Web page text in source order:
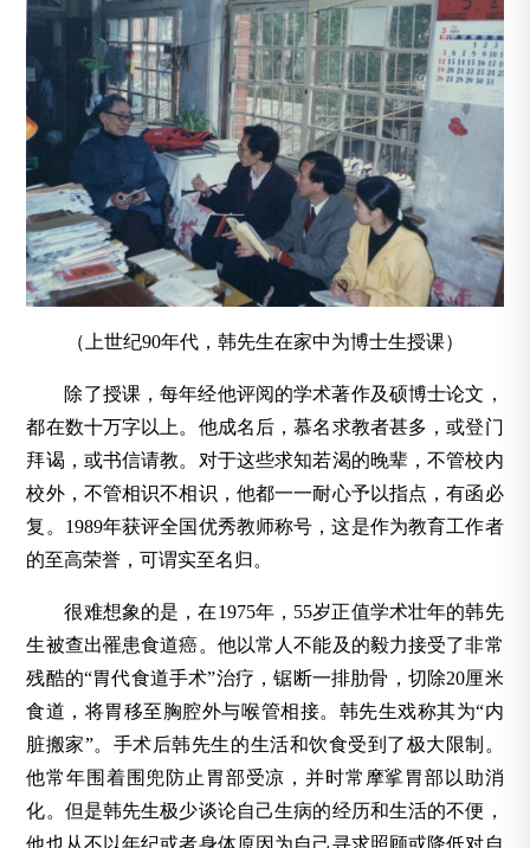
（上世纪90年代，韩先生在家中为博士生授课）
除了授课，每年经他评阅的学术著作及硕博士论文，
都在数十万字以上。他成名后，慕名求教者甚多，或登门
拜谒，或书信请教。对于这些求知若渴的晚辈，不管校内
校外，不管相识不相识，他都一一耐心予以指点，有函必
复。1989年获评全国优秀教师称号，这是作为教育工作者
的至高荣誉，可谓实至名归。
很难想象的是，在1975年，55岁正值学术壮年的韩先
生被查出罹患食道癌。他以常人不能及的毅力接受了非常
残酷的“胃代食道手术”治疗，锯断一排肋骨，切除20厘米
食道，将胃移至胸腔外与喉管相接。韩先生戏称其为“内
脏搬家”。手术后韩先生的生活和饮食受到了极大限制。
他常年围着围兜防止胃部受凉，并时常摩挲胃部以助消
化。但是韩先生极少谈论自己生病的经历和生活的不便，